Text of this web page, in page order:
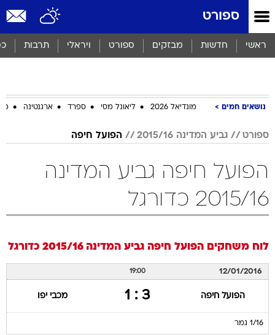
ספורט
ראשי חדשות מבזקים ספורט ויראלי תרבות
נושאים חמים מונדיאל 2026 ליאונל מסי ספרד ארגנטינה
ספורט גביע המדינה 2015/16 הפועל חיפה
הפועל חיפה גביע המדינה
2015/16 כדורגל
לוח משחקים הפועל חיפה גביע המדינה 2015/16 כדורגל
12/01/2016
19:00
הפועל חיפה 3 : 1 מכבי יפו
1/16 גמר